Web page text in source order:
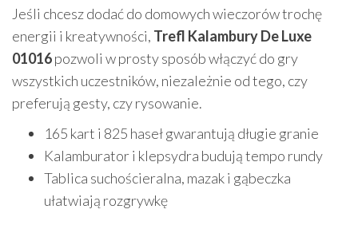
Jeśli chcesz dodać do domowych wieczorów trochę
energii i kreatywności, Trefl Kalambury De Luxe
01016pozwoli w prosty sposób włączyć do gry
wszystkich uczestników, niezależnie od tego, czy
preferują gesty, czy rysowanie.
165 kart i 825 haseł gwarantują długie granie
Kalamburator i klepsydra budują tempo rundy
Tablica suchościeralna, mazak i gąbeczka
ułatwiają rozgrywkę